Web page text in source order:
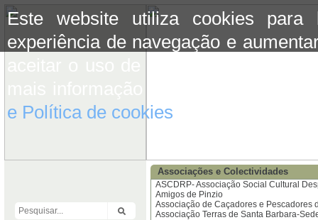
Este website utiliza cookies para
experiência de navegação e
e Política de cookies
Associações e Colectividades
ASCDRP- Associação Social Cultural
Amigos de Pinzio
Associação de Caçadores e Pescadores
Associação Terras de Santa Barbara-